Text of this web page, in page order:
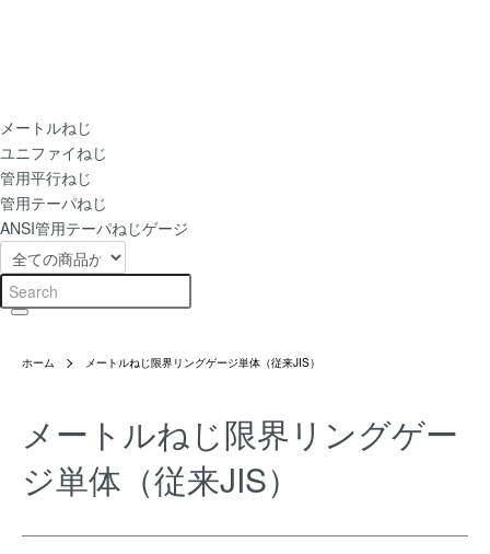
メートルねじ
ユニファイねじ
管用平行ねじ
管用テーパねじ
ANSI管用テーパねじゲージ
ホーム メートルねじ限界リングゲージ単体（従来JIS）
メートルねじ限界リングゲー
ジ単体（従来JIS）